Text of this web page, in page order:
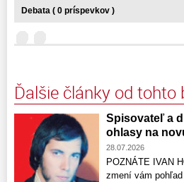
Debata ( 0 príspevkov )
Ďalšie články od tohto
Spisovateľ a
ohlasy na
28.07.2026
POZNÁTE IVAN
zmení vám